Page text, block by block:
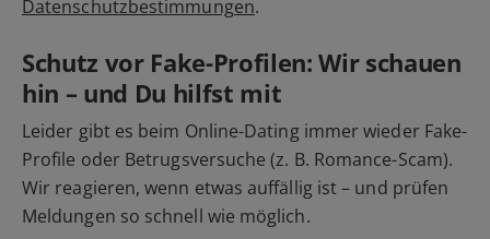
Datenschutzbestimmungen.
Schutz vor Fake-Profilen: Wir schauen
hin – und Du hilfst mit
Leider gibt es beim Online-Dating immer wieder Fake-
Profile oder Betrugsversuche (z. B. Romance-Scam).
Wir reagieren, wenn etwas auffällig ist – und prüfen
Meldungen so schnell wie möglich.